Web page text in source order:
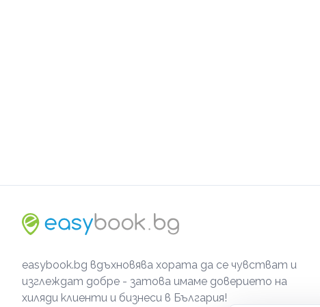
easybook.bg вдъхновява хората да се чувстват и
изглеждат добре - затова имаме доверието на
хиляди клиенти и бизнеси в България!